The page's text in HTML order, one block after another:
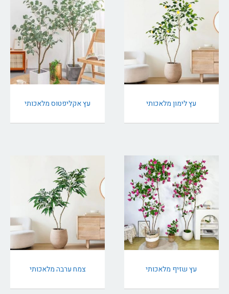
עץ לימון מלאכותי עץ אקליפטוס מלאכותי
עץ שזיף מלאכותי צמח ערבה מלאכותי